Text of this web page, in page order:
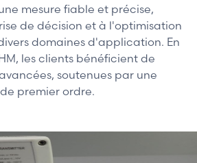
mesure fiable et précise,
de décision et à l'optimisation
domaines d'application. En
les clients bénéficient de
soutenues par une
premier ordre.